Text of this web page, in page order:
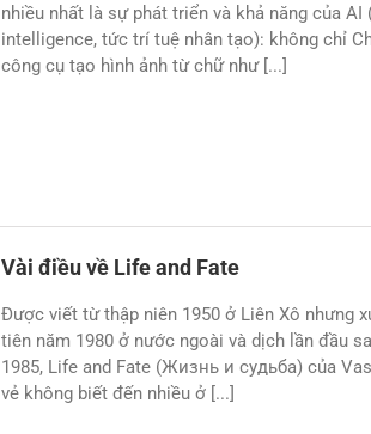
nhiều nhất là sự phát triển và khả năng của AI
intelligence, tức trí tuệ nhân tạo): không chỉ
công cụ tạo hình ảnh từ chữ như [...]
Vài điều về Life and Fate
Ðược viết từ thập niên 1950 ở Liên Xô nhưng
tiên năm 1980 ở nước ngoài và dịch lần đầu
1985, Life and Fate (Жизнь и судьба) của
vẻ không biết đến nhiều ở [...]